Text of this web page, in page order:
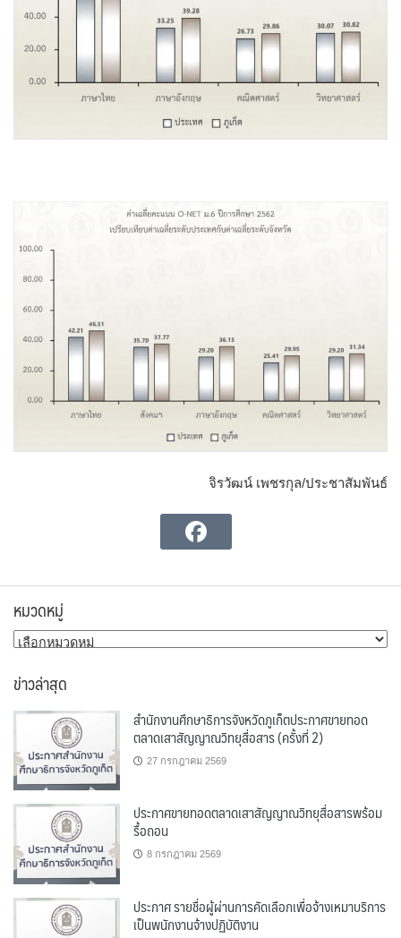
จิรวัฒน์ เพชรกุล/ประชาสัมพันธ์
หมวดหมู่
หมวด
ข่าวล่าสุด
สำนักงานศึกษาธิการจังหวัดภูเก็ตประกาศขายทอด
ตลาดเสาสัญญาณวิทยุสื่อสาร (ครั้งที่ 2)
27 กรกฎาคม 2569
ประกาศขายทอดตลาดเสาสัญญาณวิทยุสื่อสารพร้อม
รื้อถอน
8 กรกฎาคม 2569
ประกาศ รายชื่อผู้ผ่านการคัดเลือกเพื่อจ้างเหมาบริการ
เป็นพนักงานจ้างปฏิบัติงาน